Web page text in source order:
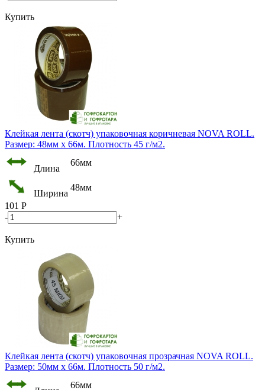
Купить
Клейкая лента (скотч) упаковочная коричневая NOVA ROLL.
Размер: 48мм х 66м. Плотность 45 г/м2.
Длина
66мм
Ширина
48мм
101 Р
-
+
Купить
Клейкая лента (скотч) упаковочная прозрачная NOVA ROLL.
Размер: 50мм х 66м. Плотность 50 г/м2.
66мм